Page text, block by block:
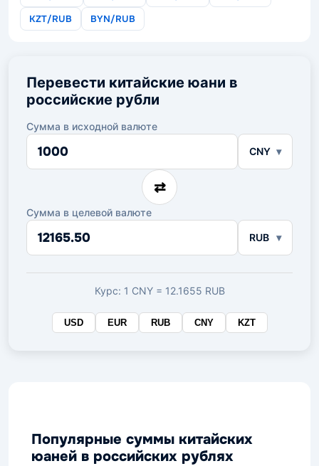
KZT/RUB
BYN/RUB
Перевести китайские юани в
российские рубли
Сумма в исходной валюте
Сумма
исходной
CNY
⇄
Сумма в целевой валюте
Сумма
целевой
валюте
RUB
Курс: 1 CNY = 12.1655 RUB
USD EUR RUB CNY KZT
Популярные суммы китайских
юаней в российских рублях